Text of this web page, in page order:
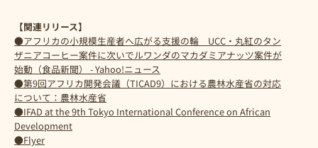
【関連リリース】
●アフリカの小規模生産者へ広がる支援の輪 UCC・丸紅のタン
ザニアコーヒー案件に次いでルワンダのマカダミアナッツ案件が
始動（食品新聞） - Yahoo!ニュース
●第9回アフリカ開発会議（TICAD9）における農林水産省の対応
について：農林水産省
●IFAD at the 9th Tokyo International Conference on African
Development
●Flyer